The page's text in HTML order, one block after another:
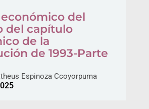
del
del capítulo
de la
de 1993-Parte
Espinoza Ccoyorpuma